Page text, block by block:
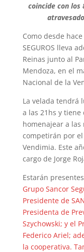
coincide con los
Como desde
SEGUROS lleva
Reinas junto al
Mendoza, en el
Nacional de la
La velada tendrá
a las 21hs y
homenajear a
competirán por
Vendimia. Este
cargo de Jorge
Estarán presentes
Grupo Sancor
Presidente de
Presidenta de
Szychowski; y el
Federico Ariel;
la cooperativa.